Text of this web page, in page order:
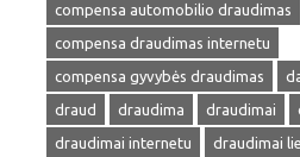
compensa automobilio draudimas
compensa draudimas internetu
compensa gyvybės draudimas
draud
draudima draudimai
draudimai internetu
draudimai